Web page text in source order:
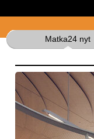
Matka24 nyt